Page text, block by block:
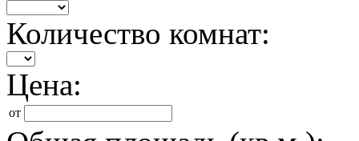
Количество комнат:
Цена:
от